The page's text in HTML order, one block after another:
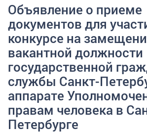
Объявление о приеме
документов для
конкурсе на
вакантной должности
государственной
службы Санкт-
аппарате
правам человека в
Петербурге